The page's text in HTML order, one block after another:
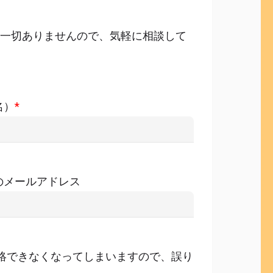
切ありませんので、気軽に相談して
*
ールアドレス
きなくなってしまいますので、誤り